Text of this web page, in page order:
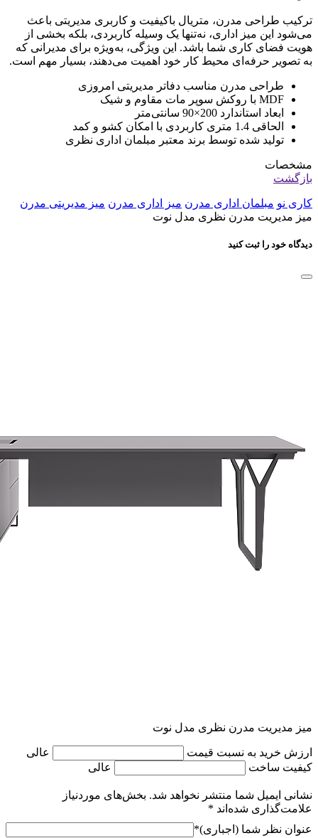
ترکیب طراحی مدرن، متریال باکیفیت و کاربری مدیریتی باعث
می‌شود این میز اداری، نه‌تنها یک وسیله کاربردی، بلکه بخشی از
هویت فضای کاری شما باشد. این ویژگی، به‌ویژه برای مدیرانی که
به تصویر حرفه‌ای محیط کار خود اهمیت می‌دهند، بسیار مهم است.
طراحی مدرن مناسب دفاتر مدیریتی امروزی
MDF با روکش سوپر مات مقاوم و شیک
ابعاد استاندارد 200×90 سانتی‌متر
الحاقی 1.4 متری کاربردی با امکان کشو و کمد
تولید شده توسط برند معتبر مبلمان اداری نظری
مشخصات
بازگشت
کاری نو مبلمان اداری مدرن میز اداری مدرن میز مدیریتی مدرن
میز مدیریت مدرن نظری مدل نوت
دیدگاه خود را ثبت کنید
میز مدیریت مدرن نظری مدل نوت
ارزش خرید به نسبت قیمت
عالی
کیفیت ساخت
عالی
نشانی ایمیل شما منتشر نخواهد شد. بخش‌های موردنیاز
علامت‌گذاری شده‌اند *
عنوان نظر شما (اجباری)*